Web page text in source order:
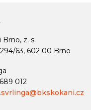
Brno, z. s.
63, 602 00 Brno
012